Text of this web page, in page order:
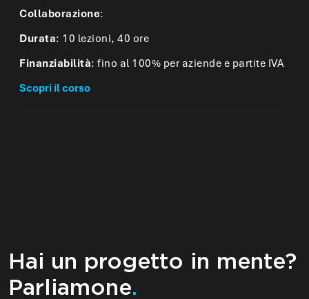
Collaborazione:
Durata: 10 lezioni, 40 ore
Finanziabilità: fino al 100% per aziende e partite IVA
Scopri il corso
Hai un progetto in mente?
Parliamone.